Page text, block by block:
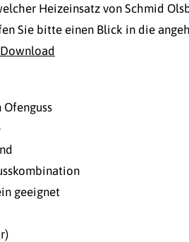
Heizeinsatz von Schmid
Sie bitte einen Blick in die
geeignet